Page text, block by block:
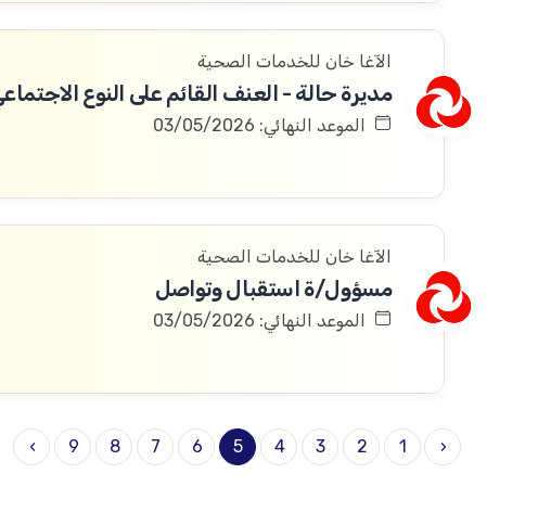
الآغا خان للخدمات الصحية
مديرة حالة - العنف القائم على النوع
الموعد النهائي: 03/05/2026
الآغا خان للخدمات الصحية
مسؤول/ة استقبال وتواصل
الموعد النهائي: 03/05/2026
‹
1
2
3
4
5
6
7
8
9
›